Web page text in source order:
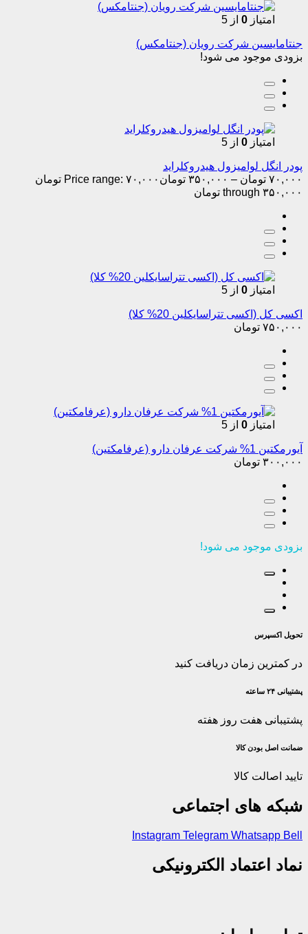
امتیاز 0 از 5
جنتامایسین شرکت رویان (جنتامکس)
بزودی موجود می شود!
امتیاز 0 از 5
پودر انگل لوامیزول هیدروکلراید
۷۰,۰۰۰ تومان – ۳۵۰,۰۰۰ تومان
Price range: ۷۰,۰۰۰ تومان
through ۳۵۰,۰۰۰ تومان
امتیاز 0 از 5
اکسی کل (اکسی تتراسایکلین 20% کلا)
۷۵۰,۰۰۰ تومان
امتیاز 0 از 5
آیورمکتین 1% شرکت عرفان دارو (عرفامکتین)
۳۰۰,۰۰۰ تومان
بزودی موجود می شود!
تحویل اکسپرس
در کمترین زمان دریافت کنید
پشتیبانی ۲۴ ساعته
پشتیبانی هفت روز هفته
ضمانت اصل‌ بودن کالا
تایید اصالت کالا
شبکه های اجتماعی
Instagram Telegram Whatsapp Bell
نماد اعتماد الکترونیکی